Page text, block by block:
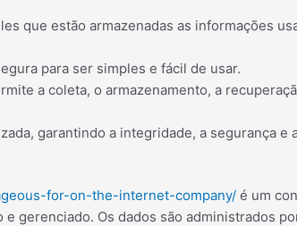
que estão armazenadas as informações
para ser simples e fácil de usar.
a coleta, o armazenamento, a
garantindo a integridade, a segurança e
for-on-the-internet-company/ é um
gerenciado. Os dados são administrados